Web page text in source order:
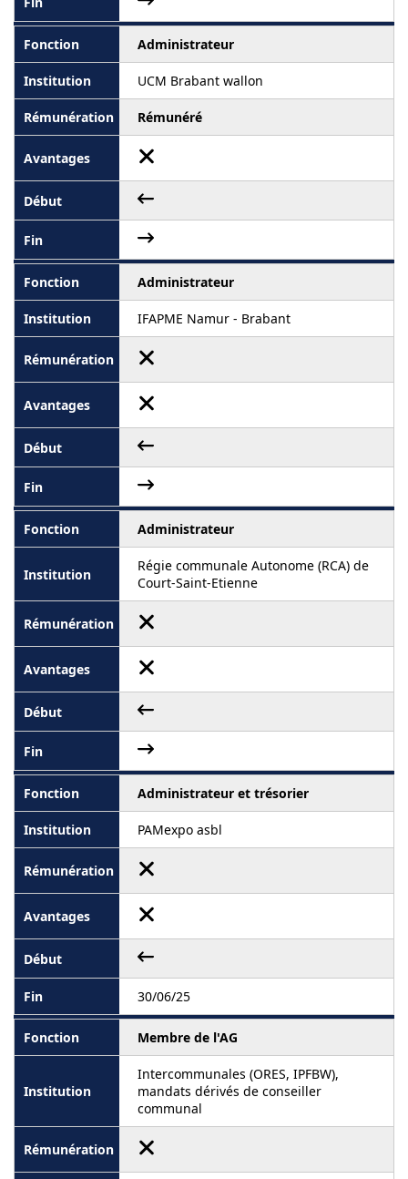
Administrateur
UCM Brabant wallon
Rémunéré
Administrateur
IFAPME Namur - Brabant
Administrateur
Régie communale Autonome (RCA) de
Court-Saint-Etienne
Administrateur et trésorier
PAMexpo asbl
30/06/25
Membre de l'AG
Intercommunales (ORES, IPFBW),
mandats dérivés de conseiller
communal